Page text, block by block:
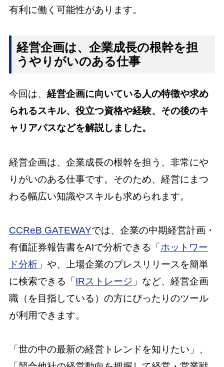
有利に働く可能性があります。
経営企画は、企業成長の根幹を担
うやりがいのある仕事
今回は、 経営企画に向いている人の特徴や求め
られるスキル、役立つ資格や経験、その後のキ
ャリアパスなどを解説しました。
経営企画は、企業成長の根幹を担う、非常にや
りがいのある仕事です。そのため、経営にまつ
わる幅広い知識やスキルも求められます。
CCReB GATEWAYでは、企業の中期経営計画・
有価証券報告書をAIで分析できる「 ホットワー
ド分析」や、上場企業のプレスリリースを簡単
に検索できる「 IRストレージ 」など、経営企画
職（を目指している）の方にぴったりのツール
が利用できます。
「世の中の最新の経営トレンドを知りたい」、